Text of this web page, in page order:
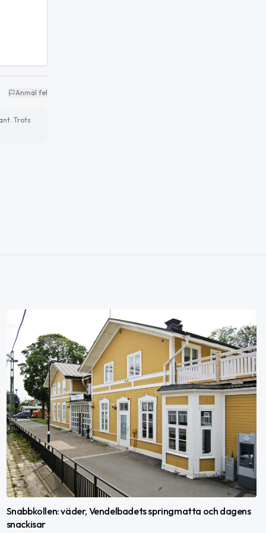
Anmäl fel
Trots
Snabbkollen: väder, Vendelbadets springmatta och dagens
snackisar